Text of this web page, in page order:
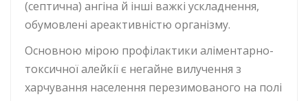
(септична) ангіна й інші важкі ускладнення,
обумовлені ареактивністю організму.
Основною мірою профілактики аліментарно-
токсичної алейкії є негайне вилучення з
харчування населення перезимованого на полі